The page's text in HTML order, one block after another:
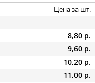
Цена за шт.
8,80 р.
9,60 р.
10,20 р.
11,00 р.